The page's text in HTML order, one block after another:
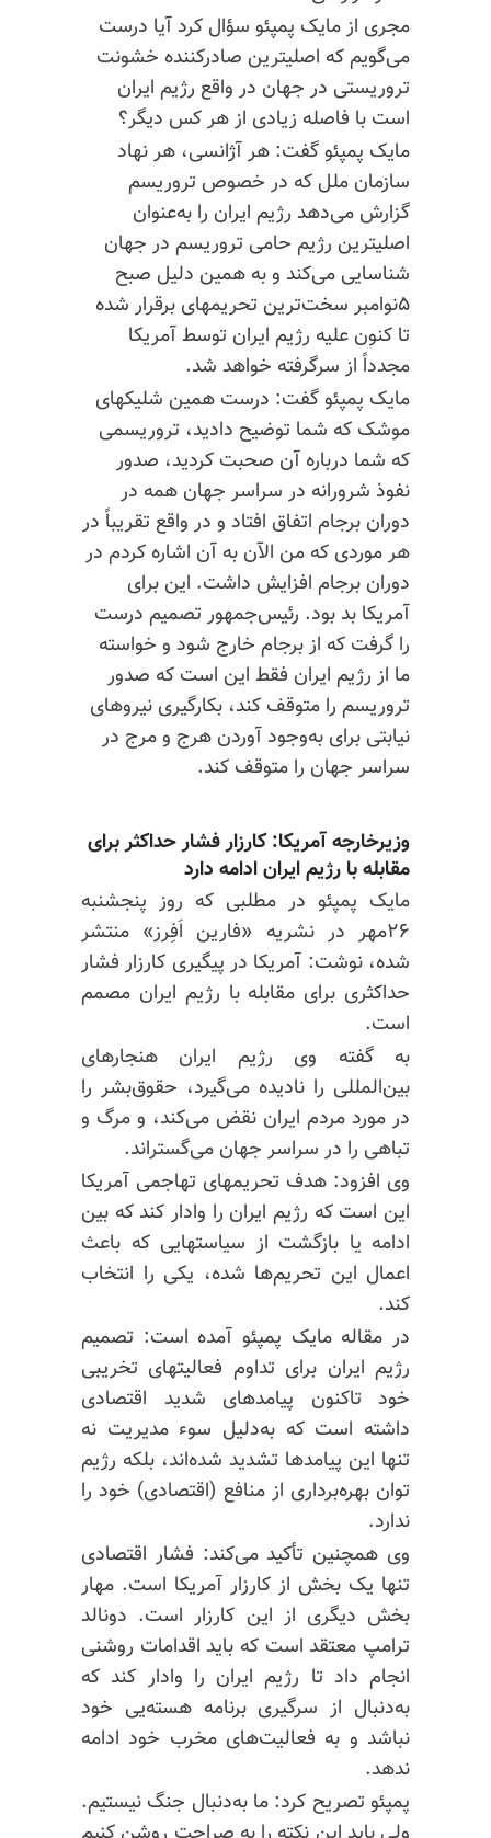
مجری از مایک پمپئو سؤال کرد آیا درست
می‌گویم که اصلیترین صادر‌کننده خشونت
تروریستی در جهان در واقع رژیم ایران
است با فاصله زیادی از هر کس دیگر؟
مایک پمپئو گفت: هر آژانسی، هر نهاد
سازمان ملل که در خصوص تروریسم
گزارش می‌دهد رژیم ایران را به‌عنوان
اصلیترین رژیم حامی تروریسم در جهان
شناسایی می‌کند و به همین دلیل صبح
۵نوامبر سخت‌ترین تحریمهای برقرار شده
تا کنون علیه رژیم ایران توسط آمریکا
مجدداً از سرگرفته خواهد شد.
مایک پمپئو گفت: درست همین شلیکهای
موشک که شما توضیح دادید، تروریسمی
که شما درباره آن صحبت کردید، صدور
نفوذ شرورانه در سراسر جهان همه در
دوران برجام اتفاق افتاد و در واقع تقریباً در
هر موردی که من الآن به آن اشاره کردم در
دوران برجام افزایش داشت. این برای
آمریکا بد بود. رئیس‌جمهور تصمیم درست
را گرفت که از برجام خارج شود و خواسته
ما از رژیم ایران فقط این است که صدور
تروریسم را متوقف کند، بکارگیری نیروهای
نیابتی برای به‌وجود آوردن هرج و مرج در
سراسر جهان را متوقف کند.
وزیرخارجه آمریکا: کارزار فشار حداکثر برای
مقابله با رژیم ایران ادامه دارد
مایک پمپئو در مطلبی که روز پنجشنبه
۲۶مهر در نشریه «فارین اَفِرز» منتشر
شده، نوشت: آمریکا در پیگیری کارزار فشار
حداکثری برای مقابله با رژیم ایران مصمم
است.
به گفته وی رژیم ایران هنجارهای
بین‌المللی را نادیده می‌گیرد، حقوق‌بشر را
در مورد مردم ایران نقض می‌کند، و مرگ و
تباهی را در سراسر جهان می‌گستراند.
وی افزود:‌ هدف تحریمهای تهاجمی آمریکا
این است که رژیم ایران را وادار کند که بین
ادامه یا بازگشت از سیاستهایی که باعث
اعمال این تحریم‌ها شده، یکی را انتخاب
کند.
در مقاله مایک پمپئو آمده است:‌ تصمیم
رژیم ایران برای تداوم فعالیتهای تخریبی
خود تاکنون پیامدهای شدید اقتصادی
داشته است که به‌دلیل سوء مدیریت نه
تنها این پیامدها تشدید شده‌اند، بلکه رژیم
توان بهره‌برداری از منافع (اقتصادی) خود را
ندارد.
وی همچنین تأکید می‌کند: فشار اقتصادی
تنها یک بخش از کارزار آمریکا است. مهار
بخش دیگری از این کارزار است. دونالد
ترامپ معتقد است که باید اقدامات روشنی
انجام داد تا رژیم ایران را وادار کند که
به‌دنبال از سرگیری برنامه هسته‌یی خود
نباشد و به فعالیت‌های مخرب خود ادامه
ندهد.
پمپئو تصریح کرد: ما به‌دنبال جنگ نیستیم.